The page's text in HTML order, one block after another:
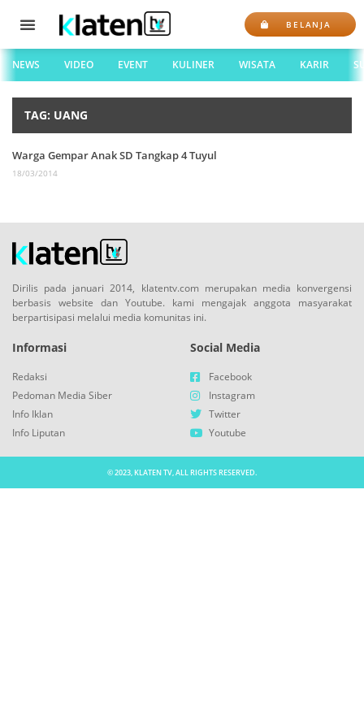
BELANJA
NEWS VIDEO EVENT KULINER WISATA KARIR
TAG: UANG
Warga Gempar Anak SD Tangkap 4 Tuyul
18/03/2014
Dirilis pada januari 2014, klatentv.com merupakan media konvergensi
berbasis website dan Youtube. kami mengajak anggota masyarakat
berpartisipasi melalui media komunitas ini.
Informasi
Redaksi
Pedoman Media Siber
Info Iklan
Info Liputan
Social Media
Facebook
Instagram
Twitter
Youtube
© 2023, KLATEN TV, ALL RIGHTS RESERVED.